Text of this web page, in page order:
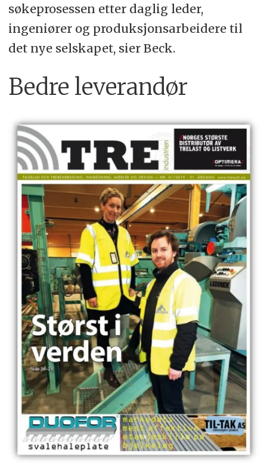
søkeprosessen etter daglig leder,
ingeniører og produksjonsarbeidere til
det nye selskapet, sier Beck.
Bedre leverandør